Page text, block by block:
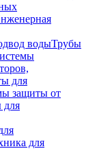
водыТрубы
для
защиты от
для
для